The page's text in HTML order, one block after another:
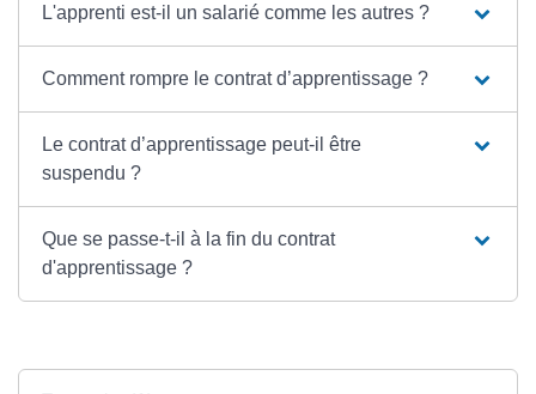
L'apprenti est-il un salarié comme les autres ?
Comment rompre le contrat d’apprentissage ?
Le contrat d’apprentissage peut-il être
suspendu ?
Que se passe-t-il à la fin du contrat
d'apprentissage ?